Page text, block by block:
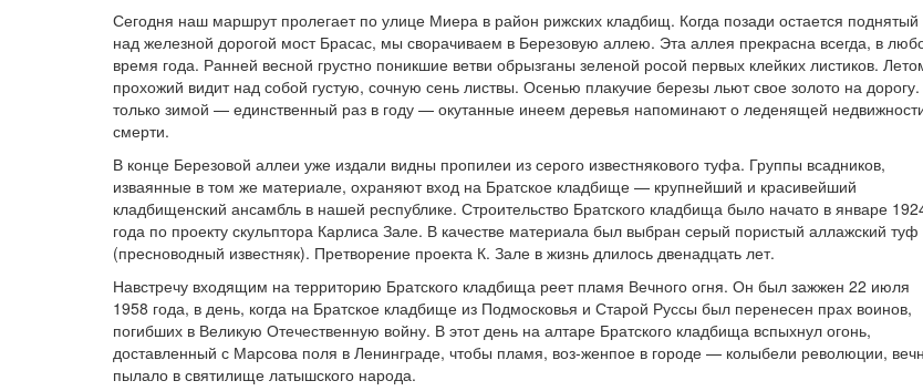
Сегодня наш маршрут пролегает по улице Миера в район рижских кладбищ. Когда позади остается поднятый
над железной дорогой мост Брасас, мы сворачиваем в Березовую аллею. Эта аллея прекрасна всегда, в
время года. Ранней весной грустно поникшие ветви обрызганы зеленой росой первых клейких листиков.
прохожий видит над собой густую, сочную сень листвы. Осенью плакучие березы льют свое золото на
только зимой — единственный раз в году — окутанные инеем деревья напоминают о леденящей
смерти.
В конце Березовой аллеи уже издали видны пропилеи из серого известнякового туфа. Группы всадников,
изваянные в том же материале, охраняют вход на Братское кладбище — крупнейший и красивейший
кладбищенский ансамбль в нашей республике. Строительство Братского кладбища было начато в январе
года по проекту скульптора Карлиса Зале. В качестве материала был выбран серый пористый аллажский туф
(пресноводный известняк). Претворение проекта К. Зале в жизнь длилось двенадцать лет.
Навстречу входящим на территорию Братского кладбища реет пламя Вечного огня. Он был зажжен 22 июля
1958 года, в день, когда на Братское кладбище из Подмосковья и Старой Руссы был перенесен прах воинов,
погибших в Великую Отечественную войну. В этот день на алтаре Братского кладбища вспыхнул огонь,
доставленный с Марсова поля в Ленинграде, чтобы пламя, воз-женпое в городе — колыбели революции,
пылало в святилище латышского народа.